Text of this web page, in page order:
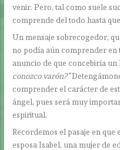
venir. Pero, tal como suele
comprende del todo hasta
Un mensaje sobrecogedor,
no podía aún comprender en
anuncio de que concebiría un
conozco varón?”
comprender el carácter de
ángel, pues será muy
espiritual.
Recordemos el pasaje en que
esposa Isabel, una mujer de